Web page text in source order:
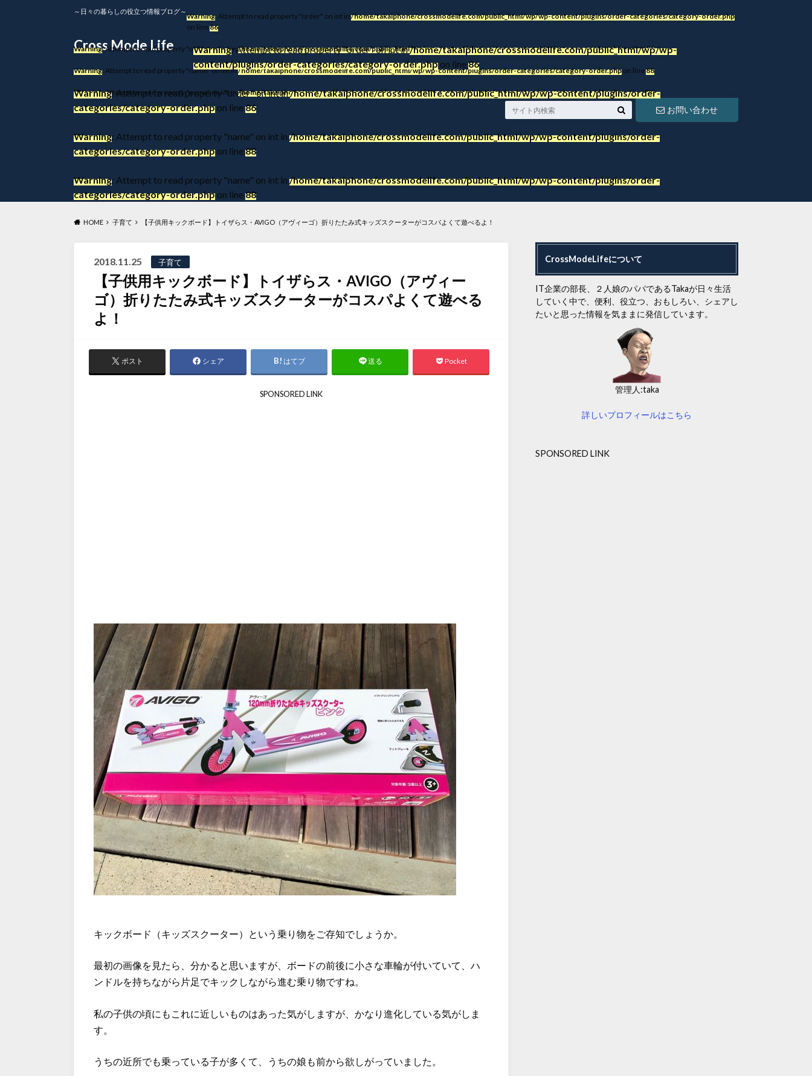
Cross Mode Life
～日々の暮らしの役立つ情報ブログ～
Warning: Attempt to read property "order" on int in /home/takaiphone/crossmodelife.com/public_html/wp/wp-content/plugins/order-categories/category-order.php
on line 86
Warning: Attempt to read property "order" on int in/home/takaiphone/crossmodelife.com/public_html/wp/wp-content/plugins/order-categories/category-order.phpon line86
Warning: Attempt to read property "name" on int in/home/takaiphone/crossmodelife.com/public_html/wp/wp-content/plugins/order-categories/category-order.php on line 88
Warning: Attempt to read property "name" on int in/home/takaiphone/crossmodelife.com/public_html/wp/wp-content/plugins/order-categories/category-order.phpon line88
お問い合わせ
Warning: Attempt to read property "order" on int in/home/takaiphone/crossmodelife.com/public_html/wp/wp-
content/plugins/order-categories/category-order.php on line86
Warning: Attempt to read property "order" on int in/home/takaiphone/crossmodelife.com/public_html/wp/wp-content/plugins/order-
categories/category-order.php on line86
Warning: Attempt to read property "name" on int in /home/takaiphone/crossmodelife.com/public_html/wp/wp-content/plugins/order-
categories/category-order.php on line88
Warning: Attempt to read property "name" on int in /home/takaiphone/crossmodelife.com/public_html/wp/wp-content/plugins/order-
categories/category-order.php on line88
HOME 子育て 【子供用キックボード】トイザらス・AVIGO（アヴィーゴ）折りたたみ式キッズスクーターがコスパよくて遊べるよ！
2018.11.25 子育て
【子供用キックボード】トイザらス・AVIGO（アヴィー
ゴ）折りたたみ式キッズスクーターがコスパよくて遊べる
よ！
ポスト シェア はてブ 送る Pocket
SPONSORED LINK
キックボード（キッズスクーター）という乗り物をご存知でしょうか。
最初の画像を見たら、分かると思いますが、ボードの前後に小さな車輪が付いていて、ハ
ンドルを持ちながら片足でキックしながら進む乗り物ですね。
私の子供の頃にもこれに近しいものはあった気がしますが、かなり進化している気がしま
す。
うちの近所でも乗っている子が多くて、うちの娘も前から欲しがっていました。
CrossModeLifeについて
IT企業の部長、２人娘のパパであるTakaが日々生活
していく中で、便利、役立つ、おもしろい、シェアし
たいと思った情報を気ままに発信しています。
管理人:taka
詳しいプロフィールはこちら
SPONSORED LINK